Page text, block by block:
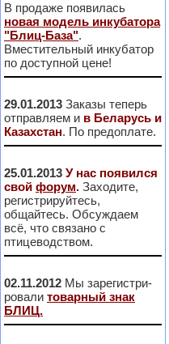
В продаже появилась
новая модель инкубатора
"Блиц-База".
Вместительный инкубатор
по доступной цене!
29.01.2013 Заказы теперь
отправляем и в Беларусь и
Казахстан. По предоплате.
25.01.2013 У нас появился
свой форум. Заходите,
регистрируйтесь,
общайтесь. Обсуждаем
всё, что связано с
птицеводством.
02.11.2012 Мы зарегистри-
ровали товарный знак
БЛИЦ.